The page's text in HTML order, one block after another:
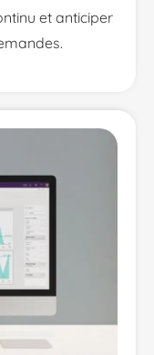
et anticiper